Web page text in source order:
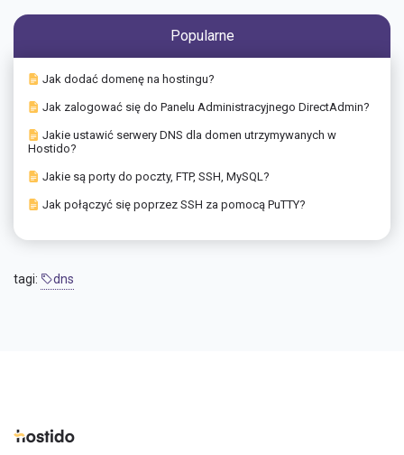
Popularne
Jak dodać domenę na hostingu?
Jak zalogować się do Panelu Administracyjnego DirectAdmin?
Jakie ustawić serwery DNS dla domen utrzymywanych w
Hostido?
Jakie są porty do poczty, FTP, SSH, MySQL?
Jak połączyć się poprzez SSH za pomocą PuTTY?
tagi: dns